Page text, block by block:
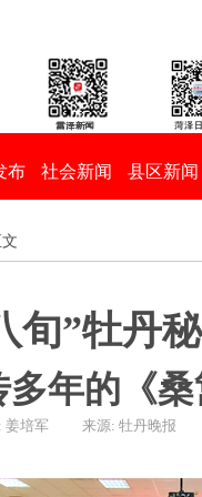
布 社会新闻 县区新闻
旬”牡丹
多年的《
姜培军 来源: 牡丹晚报